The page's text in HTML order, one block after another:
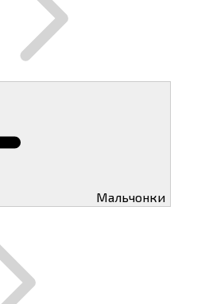
Мальчонки